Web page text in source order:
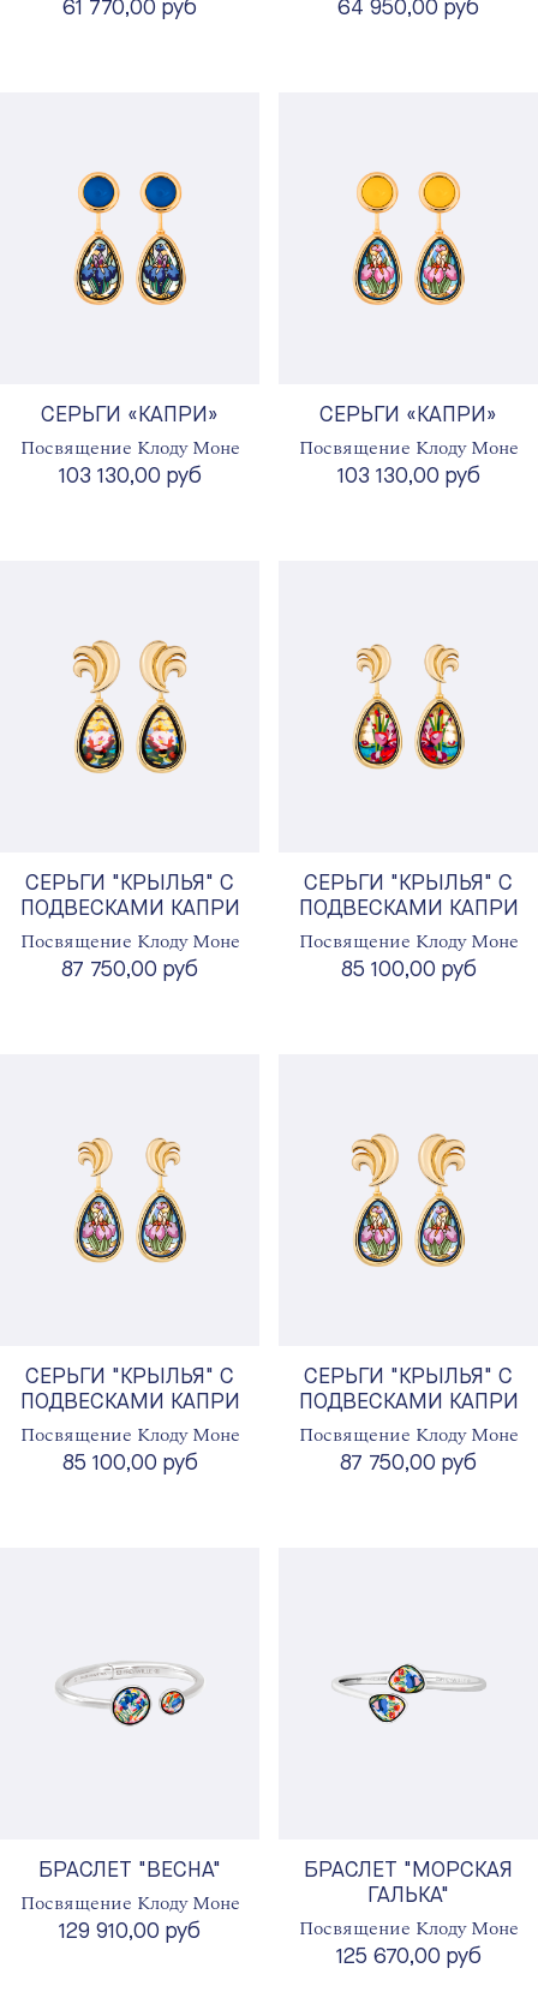
61 770,00 руб 64 950,00 руб
СЕРЬГИ «КАПРИ»
Посвящение Клоду Моне
103 130,00 руб
СЕРЬГИ «КАПРИ»
Посвящение Клоду Моне
103 130,00 руб
СЕРЬГИ "КРЫЛЬЯ" С
ПОДВЕСКАМИ КАПРИ
Посвящение Клоду Моне
87 750,00 руб
СЕРЬГИ "КРЫЛЬЯ" С
ПОДВЕСКАМИ КАПРИ
Посвящение Клоду Моне
85 100,00 руб
СЕРЬГИ "КРЫЛЬЯ" С
ПОДВЕСКАМИ КАПРИ
Посвящение Клоду Моне
85 100,00 руб
СЕРЬГИ "КРЫЛЬЯ" С
ПОДВЕСКАМИ КАПРИ
Посвящение Клоду Моне
87 750,00 руб
БРАСЛЕТ "ВЕСНА"
Посвящение Клоду Моне
129 910,00 руб
БРАСЛЕТ "МОРСКАЯ
ГАЛЬКА"
Посвящение Клоду Моне
125 670,00 руб